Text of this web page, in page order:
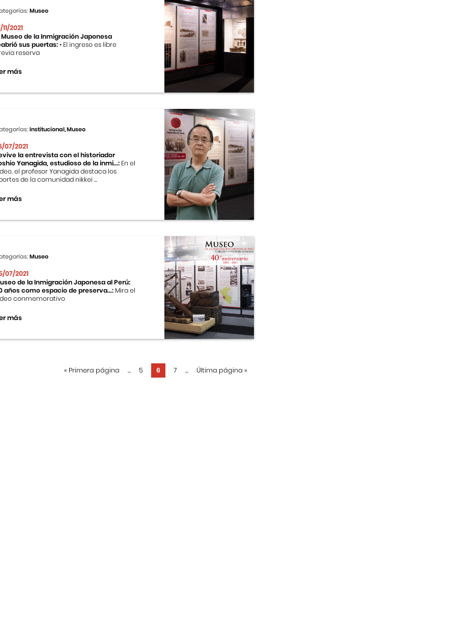
Museo
11/2021
Museo de la Inmigración Japonesa
sus puertas:• El ingreso es libre
reserva
más
Institucional, Museo
07/2021
la entrevista con el historiador
Yanagida, estudioso de la inmi...: En el
el profesor Yanagida destaca los
de la comunidad nikkei ...
más
Museo
07/2021
de la Inmigración Japonesa al Perú:
años como espacio de preserva...: Mira el
conmemorativo
más
« Primera página ... 5 6 7 ... Última página »